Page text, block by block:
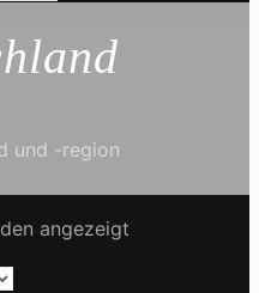
und -region
angezeigt